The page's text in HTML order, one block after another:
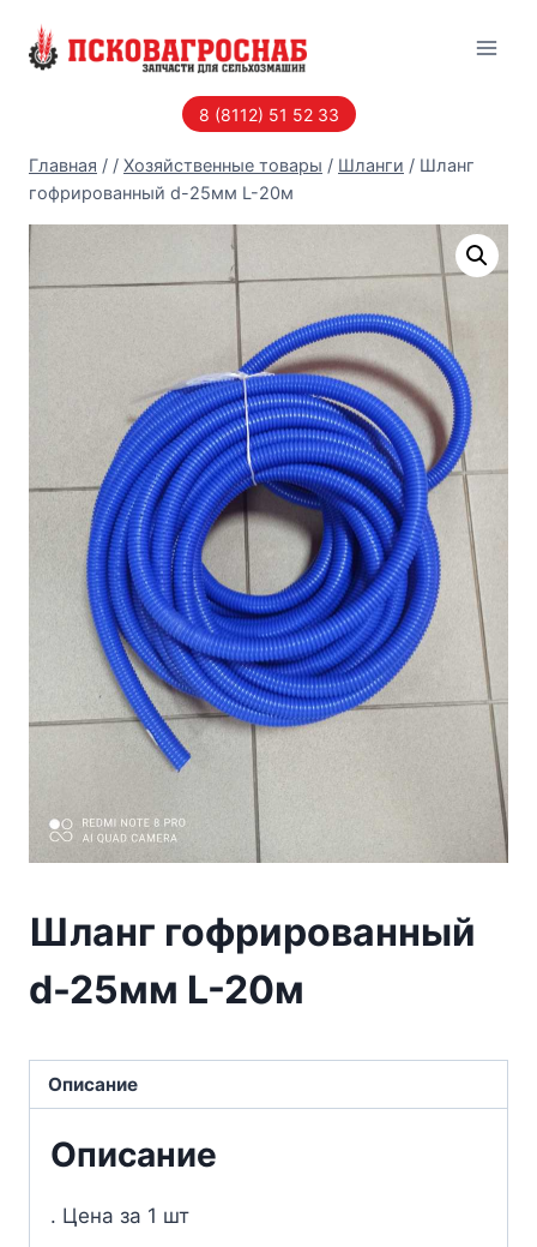
8 (8112) 51 52 33
Главная / / Хозяйственные товары / Шланги / Шланг
гофрированный d-25мм L-20м
Шланг гофрированный
d-25мм L-20м
Описание
Описание
. Цена за 1 шт